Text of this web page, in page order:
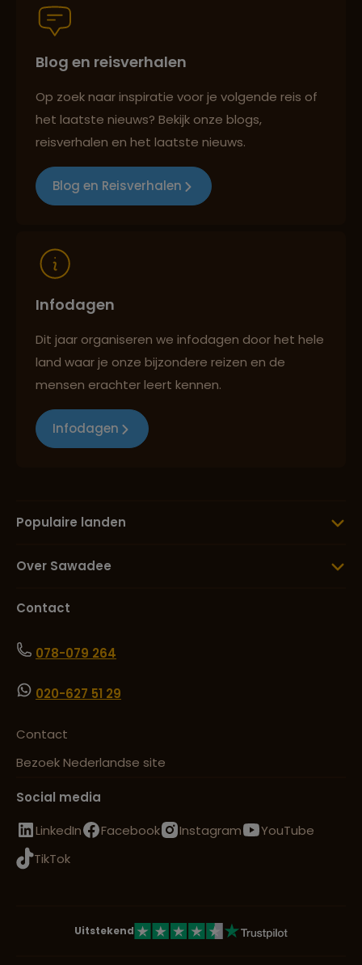
Persoonlijk en deskundig reisadvies
Best beoordeelde reisroutes
Blog en reisverhalen
Op zoek naar inspiratie voor je volgende reis of
het laatste nieuws? Bekijk onze blogs,
reisverhalen en het laatste nieuws.
Blog en Reisverhalen
Infodagen
Dit jaar organiseren we infodagen door het hele
land waar je onze bijzondere reizen en de
mensen erachter leert kennen.
Infodagen
Populaire landen
Over Sawadee
Contact
078-079 264
020-627 51 29
Contact
Bezoek Nederlandse site
Social media
LinkedIn
Facebook Instagram
YouTube
TikTok
Uitstekend